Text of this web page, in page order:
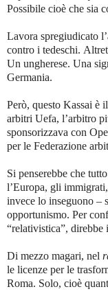
Possibile cioè che sia
Lavora spregiudicato
contro i tedeschi.
Un ungherese. Una
Germania.
Però, questo Kassai è
arbitri Uefa, l’arbitro
sponsorizzava con
per le Federazione
Si penserebbe che
l’Europa, gli
invece lo inseguono –
opportunismo. Per
“relativistica”, direbbe
Di mezzo magari, nel
le licenze per le
Roma. Solo, cioè